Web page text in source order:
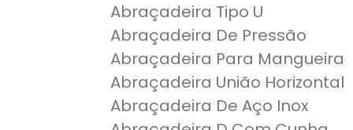
Abraçadeira Tipo U
Abraçadeira De Pressão
Abraçadeira Para Mangueira
Abraçadeira União Horizontal
Abraçadeira De Aço Inox